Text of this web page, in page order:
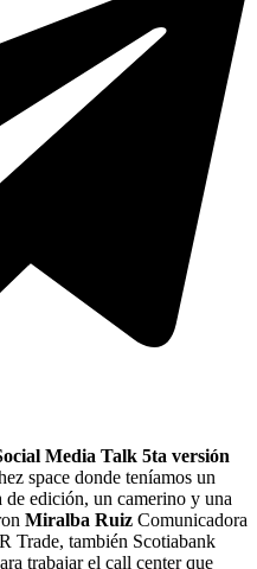
Media Talk 5ta versión
space donde teníamos un
de edición, un camerino y una
Miralba Ruiz Comunicadora
Trade, también Scotiabank
trabajar el call center que